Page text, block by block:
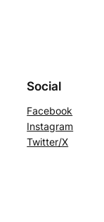
Social
Facebook
Instagram
Twitter/X